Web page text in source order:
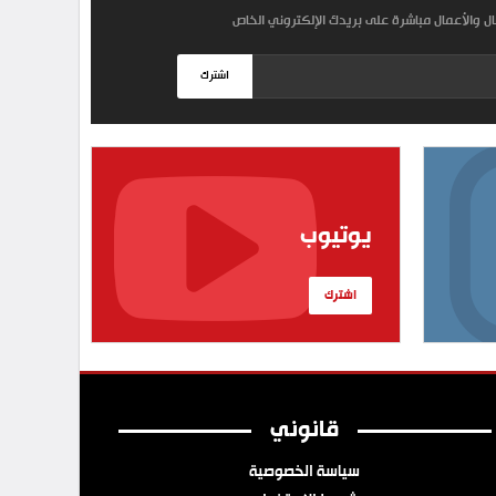
والأعمال مباشرة على بريدك الإلكتروني الخاص
اشترك
يوتيوب
اشترك
قانوني
سياسة الخصوصية